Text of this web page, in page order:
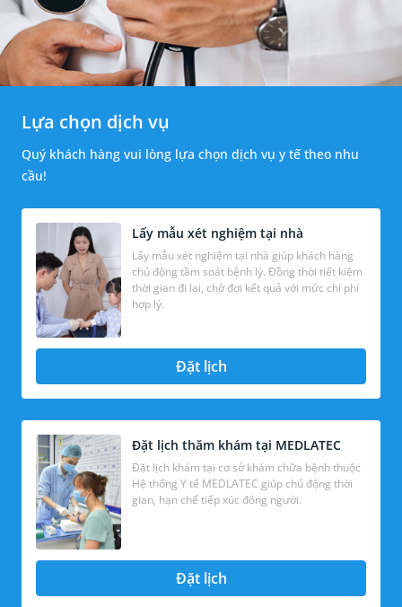
Lựa chọn dịch vụ
Quý khách hàng vui lòng lựa chọn dịch vụ y tế theo nhu
cầu!
Lấy mẫu xét nghiệm tại nhà
Lấy mẫu xét nghiệm tại nhà giúp khách hàng
chủ động tầm soát bệnh lý. Đồng thời tiết kiệm
thời gian đi lại, chờ đợi kết quả với mức chi phí
hợp lý.
Đặt lịch
Đặt lịch thăm khám tại MEDLATEC
Đặt lịch khám tại cơ sở khám chữa bệnh thuộc
Hệ thống Y tế MEDLATEC giúp chủ động thời
gian, hạn chế tiếp xúc đông người.
Đặt lịch